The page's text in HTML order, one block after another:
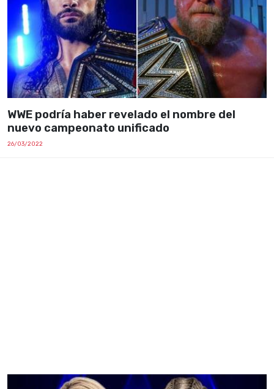
WWE podría haber revelado el nombre del
nuevo campeonato unificado
26/03/2022